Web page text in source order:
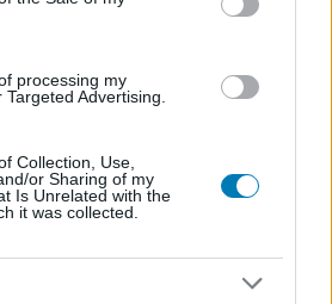
processing my
Advertising.
Collection, Use,
or Sharing of my
Is Unrelated with the
it was collected.
elárulta, miért